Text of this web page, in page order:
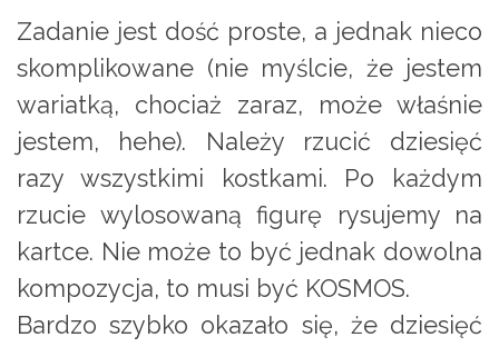
Zadanie jest dość proste, a jednak nieco
skomplikowane (nie myślcie, że jestem
wariatką, chociaż zaraz, może właśnie
jestem, hehe). Należy rzucić dziesięć
razy wszystkimi kostkami. Po każdym
rzucie wylosowaną figurę rysujemy na
kartce. Nie może to być jednak dowolna
kompozycja, to musi być KOSMOS.
Bardzo szybko okazało się, że dziesięć